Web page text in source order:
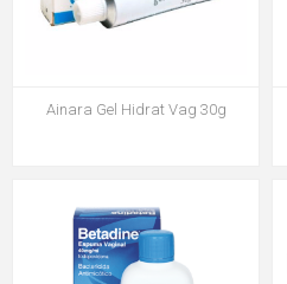
Ainara Gel Hidrat Vag 30g